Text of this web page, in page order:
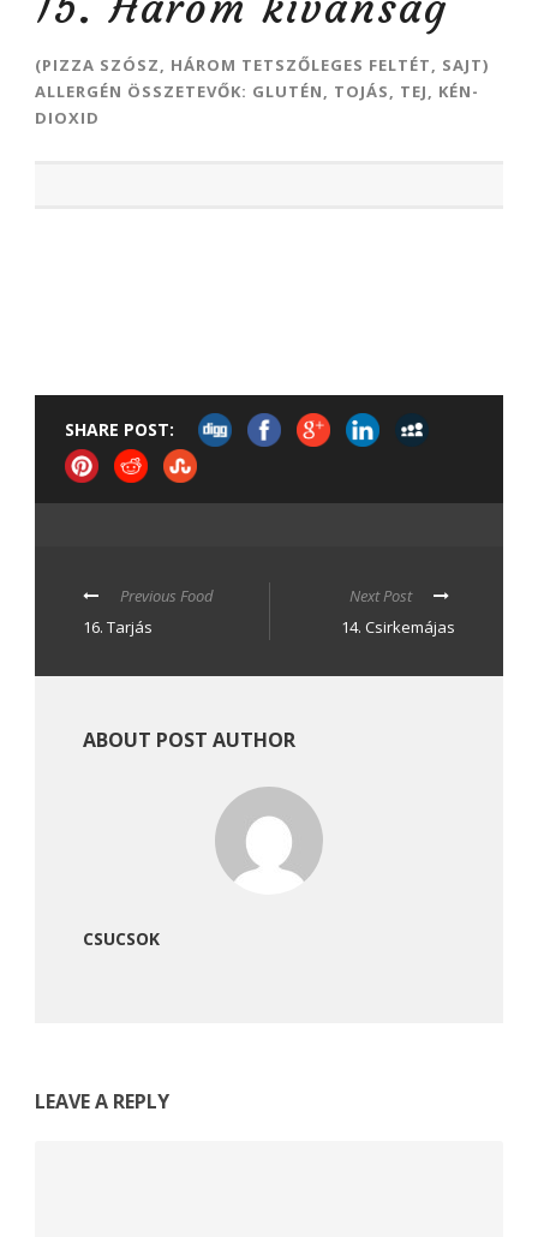
(PIZZA SZÓSZ, HÁROM TETSZŐLEGES FELTÉT, SAJT)
ALLERGÉN ÖSSZETEVŐK: GLUTÉN, TOJÁS, TEJ, KÉN-
DIOXID
SHARE POST:
Previous Food
16. Tarjás
Next Post
14. Csirkemájas
ABOUT POST AUTHOR
CSUCSOK
LEAVE A REPLY